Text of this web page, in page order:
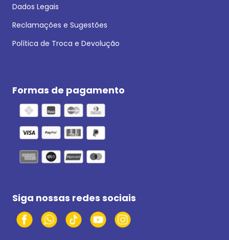
Dados Legais
Reclamações e Sugestões
Política de Troca e Devolução
Formas de pagamento
Siga nossas redes sociais